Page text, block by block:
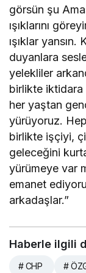
görsün şu
ışıklarını
ışıklar
duyanlara
yelekliler
birlikte iktidara
her yaştan
yürüyoruz.
birlikte işçiyi,
geleceğini
yürümeye var
emanet
arkadaşlar.”
Haberle ilgili
# CHP #